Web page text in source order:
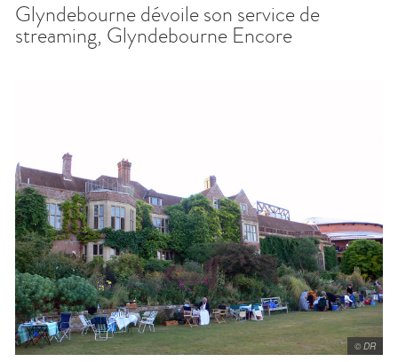
Glyndebourne dévoile son service de
streaming, Glyndebourne Encore
© DR